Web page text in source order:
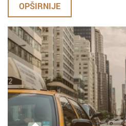
OPŠIRNIJE